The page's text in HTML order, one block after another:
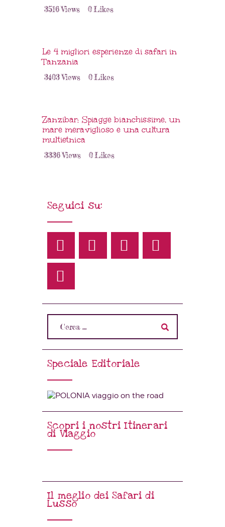
3516Views 0Likes
Le 4 migliori esperienze di safari in
Tanzania
3403Views 0Likes
Zanzibar: Spiagge bianchissime, un
mare meraviglioso e una cultura
multietnica
3336Views 0Likes
Seguici su:
Speciale Editoriale
Scopri i nostri Itinerari
di Viaggio
Il meglio dei Safari di
Lusso